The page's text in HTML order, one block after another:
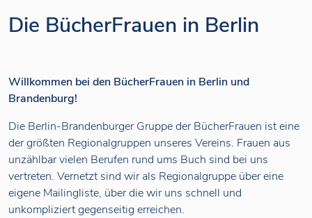
Die BücherFrauen in Berlin
Willkommen bei den BücherFrauen in Berlin und
Brandenburg!
Die Berlin-Brandenburger Gruppe der BücherFrauen ist eine
der größten Regionalgruppen unseres Vereins. Frauen aus
unzählbar vielen Berufen rund ums Buch sind bei uns
vertreten. Vernetzt sind wir als Regionalgruppe über eine
eigene Mailingliste, über die wir uns schnell und
unkompliziert gegenseitig erreichen.